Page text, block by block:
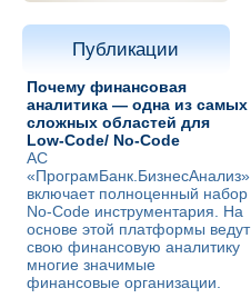
Публикации
Почему финансовая
аналитика — одна из самых
сложных областей для
Low-Code/ No-Code
АС
«ПрограмБанк.БизнесАнализ»
включает полноценный набор
No-Code инструментария. На
основе этой платформы ведут
свою финансовую аналитику
многие значимые
финансовые организации.